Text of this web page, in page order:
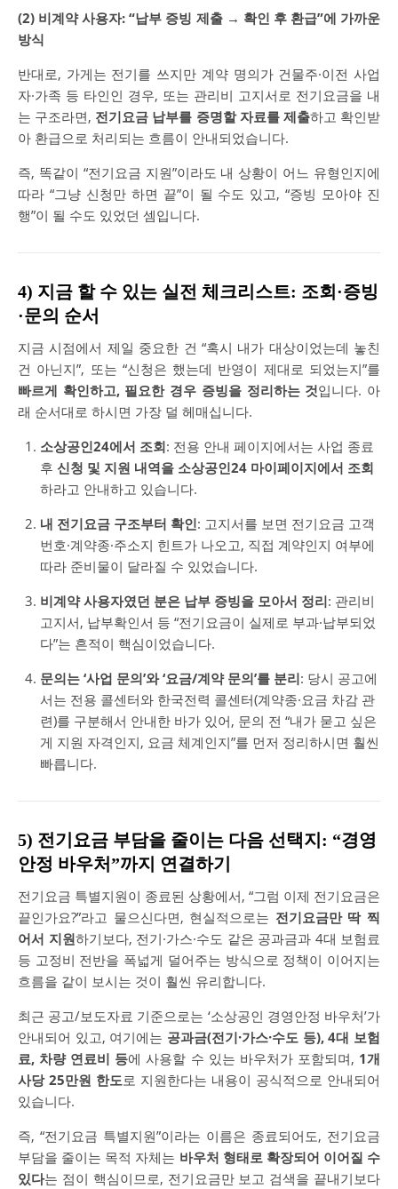
(2) 비계약 사용자: “납부 증빙 제출 → 확인 후 환급”에 가까운
방식
반대로, 가게는 전기를 쓰지만 계약 명의가 건물주·이전 사업
자·가족 등 타인인 경우, 또는 관리비 고지서로 전기요금을 내
는 구조라면, 전기요금 납부를 증명할 자료를 제출하고 확인받
아 환급으로 처리되는 흐름이 안내되었습니다.
즉, 똑같이 “전기요금 지원”이라도 내 상황이 어느 유형인지에
따라 “그냥 신청만 하면 끝”이 될 수도 있고, “증빙 모아야 진
행”이 될 수도 있었던 셈입니다.
4) 지금 할 수 있는 실전 체크리스트: 조회·증빙
·문의 순서
지금 시점에서 제일 중요한 건 “혹시 내가 대상이었는데 놓친
건 아닌지”, 또는 “신청은 했는데 반영이 제대로 되었는지”를
빠르게 확인하고, 필요한 경우 증빙을 정리하는 것입니다. 아
래 순서대로 하시면 가장 덜 헤매십니다.
소상공인24에서 조회: 전용 안내 페이지에서는 사업 종료
후 신청 및 지원 내역을 소상공인24 마이페이지에서 조회
하라고 안내하고 있습니다.
내 전기요금 구조부터 확인: 고지서를 보면 전기요금 고객
번호·계약종·주소지 힌트가 나오고, 직접 계약인지 여부에
따라 준비물이 달라질 수 있었습니다.
비계약 사용자였던 분은 납부 증빙을 모아서 정리: 관리비
고지서, 납부확인서 등 “전기요금이 실제로 부과·납부되었
다”는 흔적이 핵심이었습니다.
문의는 ‘사업 문의’와 ‘요금/계약 문의’를 분리: 당시 공고에
서는 전용 콜센터와 한국전력 콜센터(계약종·요금 차감 관
련)를 구분해서 안내한 바가 있어, 문의 전 “내가 묻고 싶은
게 지원 자격인지, 요금 체계인지”를 먼저 정리하시면 훨씬
빠릅니다.
5) 전기요금 부담을 줄이는 다음 선택지: “경영
안정 바우처”까지 연결하기
전기요금 특별지원이 종료된 상황에서, “그럼 이제 전기요금은
끝인가요?”라고 물으신다면, 현실적으로는 전기요금만 딱 찍
어서 지원하기보다, 전기·가스·수도 같은 공과금과 4대 보험료
등 고정비 전반을 폭넓게 덜어주는 방식으로 정책이 이어지는
흐름을 같이 보시는 것이 훨씬 유리합니다.
최근 공고/보도자료 기준으로는 ‘소상공인 경영안정 바우처’가
안내되어 있고, 여기에는 공과금(전기·가스·수도 등), 4대 보험
료, 차량 연료비 등에 사용할 수 있는 바우처가 포함되며, 1개
사당 25만원 한도로 지원한다는 내용이 공식적으로 안내되어
있습니다.
즉, “전기요금 특별지원”이라는 이름은 종료되어도, 전기요금
부담을 줄이는 목적 자체는 바우처 형태로 확장되어 이어질 수
있다는 점이 핵심이므로, 전기요금만 보고 검색을 끝내기보다